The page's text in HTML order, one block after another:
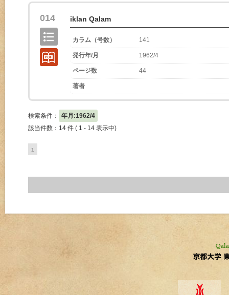
014 iklan Qalam
カラム（号数） 141
発行年/月 1962/4
ページ数 44
著者
検索条件：
年月:1962/4
該当件数：14 件 ( 1 - 14 表示中)
1